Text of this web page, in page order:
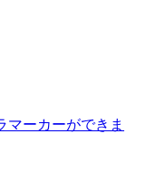
マーカーができま